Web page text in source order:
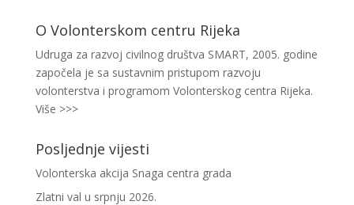
O Volonterskom centru Rijeka
Udruga za razvoj civilnog društva SMART, 2005. godine
započela je sa sustavnim pristupom razvoju
volonterstva i programom Volonterskog centra Rijeka.
Više >>>
Posljednje vijesti
Volonterska akcija Snaga centra grada
Zlatni val u srpnju 2026.